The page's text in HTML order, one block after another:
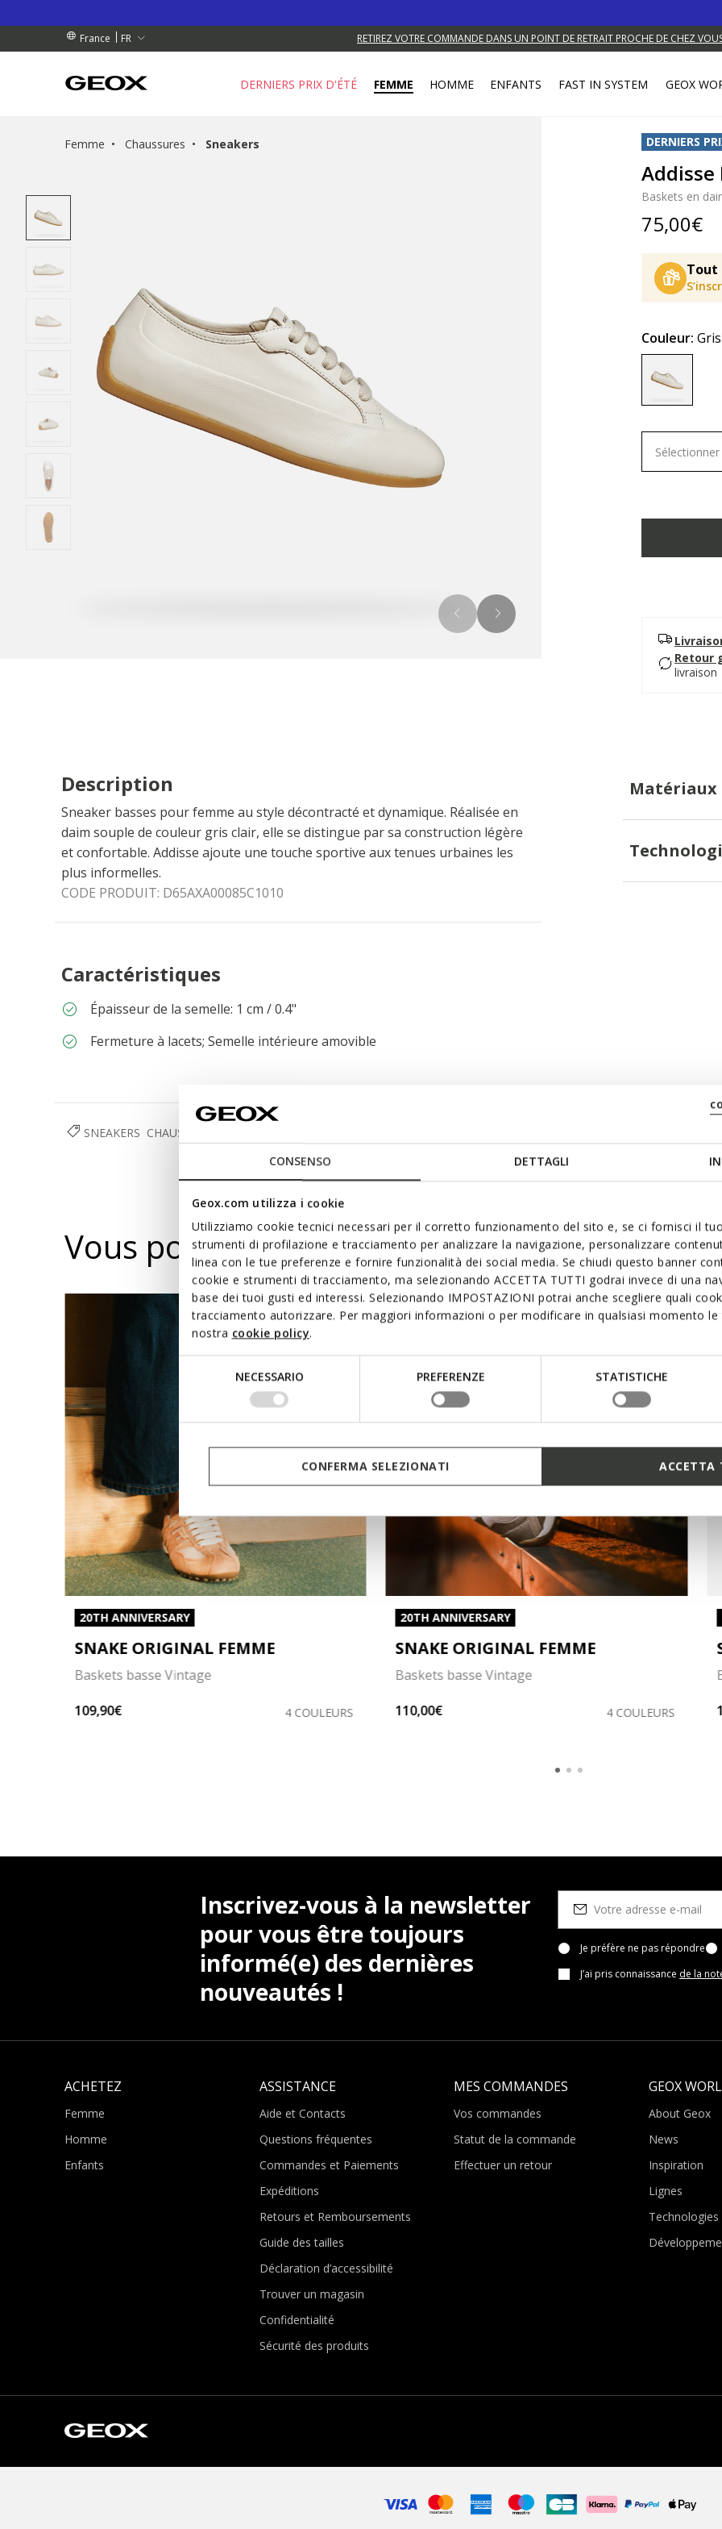
CONSENSO DETTAGLI
Geox.com utilizza i cookie
Utilizziamo cookie tecnici necessari per il corretto funzionamento del sito e, se ci fornisci il
strumenti di profilazione e tracciamento per analizzare la navigazione, personalizzare
linea con le tue preferenze e fornire funzionalità dei social media. Se chiudi questo banner
cookie e strumenti di tracciamento, ma selezionando ACCETTA TUTTI godrai invece di una
base dei tuoi gusti ed interessi. Selezionando IMPOSTAZIONI potrai anche scegliere quali
tracciamento autorizzare. Per maggiori informazioni o per modificare in qualsiasi momento
nostra cookie policy.
NECESSARIO PREFERENZE STATISTICHE
CONFERMA SELEZIONATI ACCETTA
France FR RETIREZ VOTRE COMMANDE DANS UN POINT DE RETRAIT PROCHE DE CHEZ
PROCHE DE CHEZ VOUS.
DERNIERS PRIX D'ÉTÉ FEMME HOMME ENFANTS FAST IN SYSTEM GEOX
Femme Chaussures Sneakers DERNIERS
Addisse
Baskets en
75,00€
Tout
Couleur:
Retour
livraison
Description
Sneaker basses pour femme au style décontracté et dynamique. Réalisée en
daim souple de couleur gris clair, elle se distingue par sa construction légère
et confortable. Addisse ajoute une touche sportive aux tenues urbaines les
plus informelles.
CODE PRODUIT: D65AXA00085C1010
Caractéristiques
Épaisseur de la semelle: 1 cm / 0.4"
Fermeture à lacets; Semelle intérieure amovible
Matériaux
SNEAKERS CHAUSSURES
Vous pourriez aussi aimer
20TH ANNIVERSARY
SNAKE ORIGINAL FEMME
Baskets basse Vintage
109,90€
4 COULEURS
20TH ANNIVERSARY
SNAKE ORIGINAL FEMME
Baskets basse Vintage
110,00€
4 COULEURS
Inscrivez-vous à la newsletter
pour vous être toujours
informé(e) des dernières
nouveautés !
Je préfère ne pas répondre
J’ai pris connaissance de la
ACHETEZ
Femme
Homme
Enfants
ASSISTANCE
Aide et Contacts
Questions fréquentes
Commandes et Paiements
Expéditions
Retours et Remboursements
Guide des tailles
Déclaration d’accessibilité
Trouver un magasin
Confidentialité
Sécurité des produits
MES COMMANDES
Vos commandes
Statut de la commande
Effectuer un retour
GEOX
About Geox
News
Inspiration
Lignes
Technologies